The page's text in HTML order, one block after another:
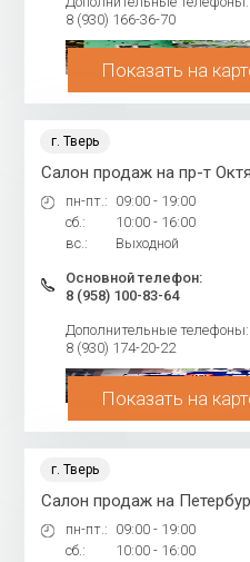
8 (930) 166-36-70
Показать на
г. Тверь
Салон продаж на пр-т
пн-пт.: 09:00 - 19:00
сб.:
10:00 - 16:00
вс.:
Выходной
Основной телефон:
8 (958) 100-83-64
Дополнительные телефоны:
8 (930) 174-20-22
Показать на
г. Тверь
Салон продаж на
пн-пт.: 09:00 - 19:00
сб.:
10:00 - 16:00